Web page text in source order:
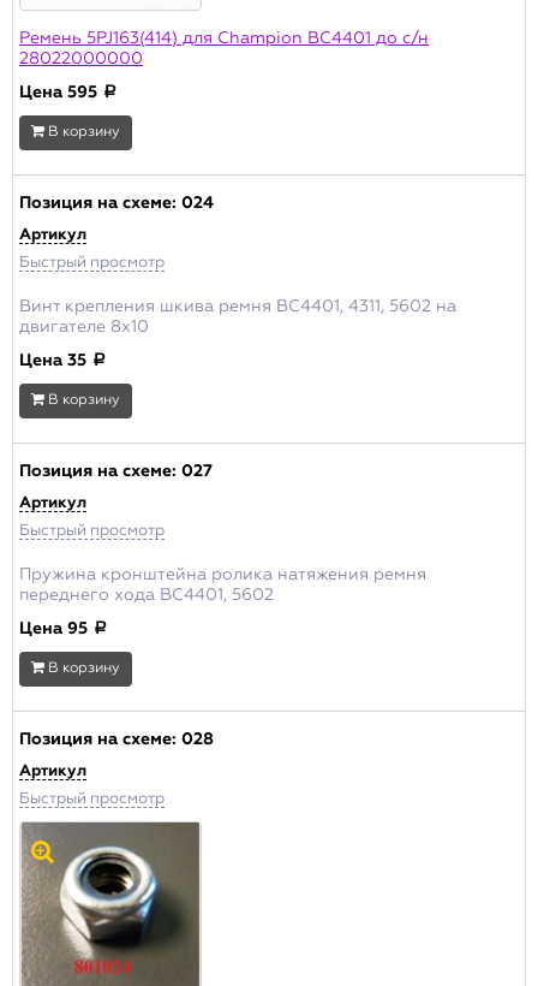
Ремень 5PJ163(414) для Champion BC4401 до с/н
28022000000
Цена 595 a
В корзину
Позиция на схеме: 024
Артикул
Быстрый просмотр
Винт крепления шкива ремня BC4401, 4311, 5602 на
двигателе 8х10
Цена 35 a
В корзину
Позиция на схеме: 027
Артикул
Быстрый просмотр
Пружина кронштейна ролика натяжения ремня
переднего хода BC4401, 5602
Цена 95 a
В корзину
Позиция на схеме: 028
Артикул
Быстрый просмотр